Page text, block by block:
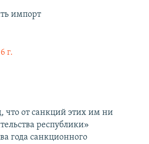
импорт
г.
что от санкций этих им ни
республики»
года санкционного